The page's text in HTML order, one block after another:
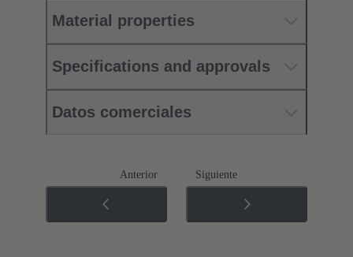
Material properties
Specifications and approvals
Datos comerciales
Anterior Siguiente